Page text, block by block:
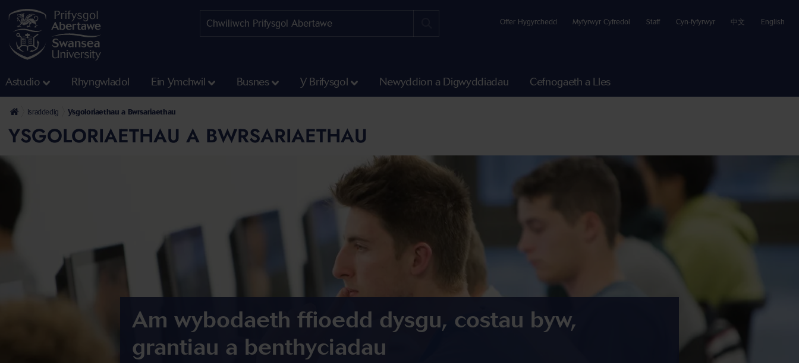
Offer Hygyrchedd Myfyrwyr Cyfredol Staff Cyn-fyfyrwyr 中文 English
Astudio Rhyngwladol Ein Ymchwil Busnes Y Brifysgol Newyddion a Digwyddiadau Cefnogaeth a Lles
Israddedig Ysgoloriaethau a Bwrsariaethau
YSGOLORIAETHAU A BWRSARIAETHAU
Am wybodaeth ffioedd dysgu, costau byw,
grantiau a benthyciadau